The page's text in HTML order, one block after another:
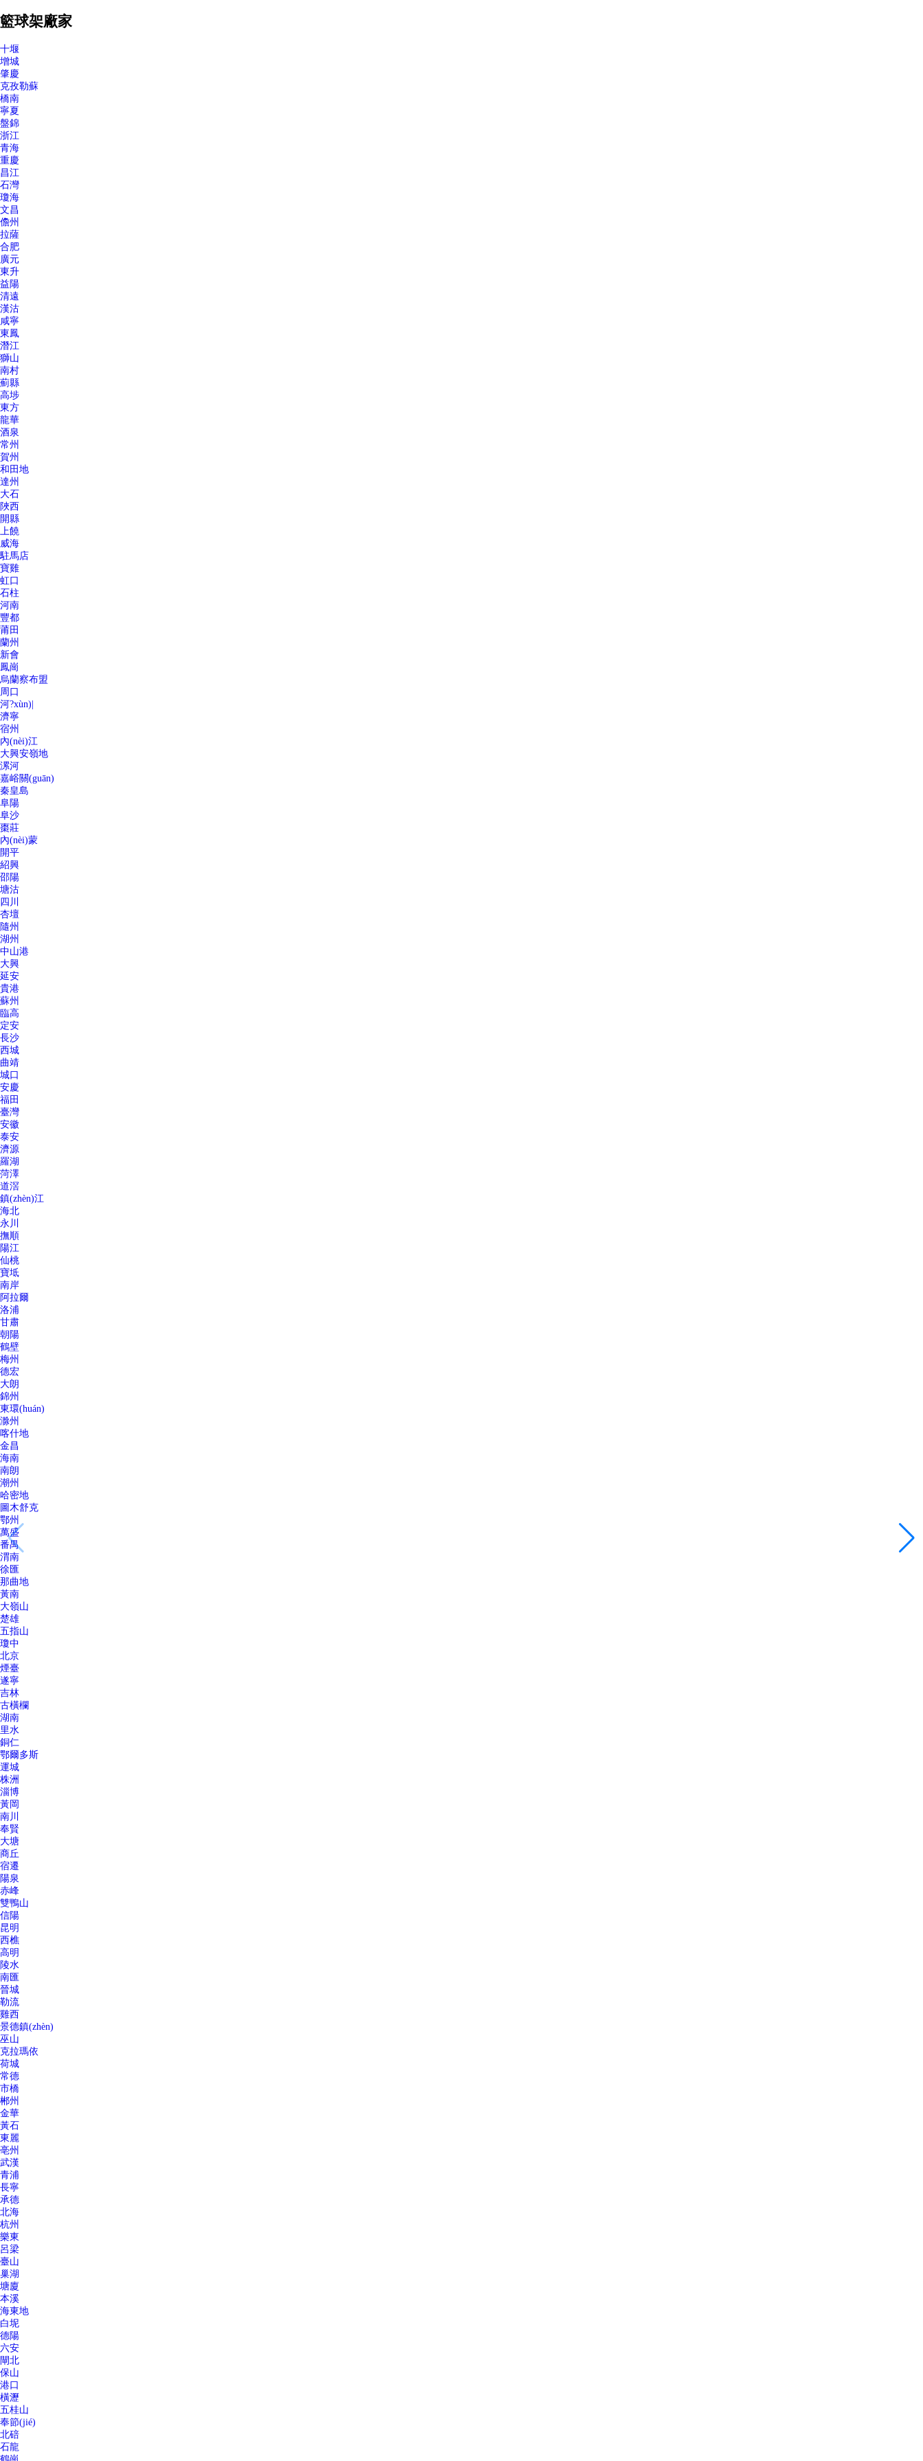
籃球架廠家
十堰
增城
肇慶
克孜勒蘇
橋南
寧夏
盤錦
浙江
青海
重慶
昌江
石灣
瓊海
文昌
儋州
拉薩
合肥
廣元
東升
益陽
清遠
漢沽
咸寧
東鳳
潛江
獅山
南村
薊縣
高埗
東方
龍華
酒泉
常州
賀州
和田地
達州
大石
陜西
開縣
上饒
威海
駐馬店
寶雞
虹口
石柱
河南
豐都
莆田
蘭州
新會
鳳崗
烏蘭察布盟
周口
河?xùn)|
濟寧
宿州
內(nèi)江
大興安嶺地
漯河
嘉峪關(guān)
秦皇島
阜陽
阜沙
棗莊
內(nèi)蒙
開平
紹興
邵陽
塘沽
四川
杏壇
隨州
湖州
中山港
大興
延安
貴港
蘇州
臨高
定安
長沙
西城
曲靖
城口
安慶
福田
臺灣
安徽
泰安
濟源
羅湖
菏澤
道滘
鎮(zhèn)江
海北
永川
撫順
陽江
仙桃
寶坻
南岸
阿拉爾
洛浦
甘肅
朝陽
鶴壁
梅州
德宏
大朗
錦州
東環(huán)
滁州
喀什地
金昌
海南
南朗
潮州
哈密地
圖木舒克
鄂州
萬盛
番禺
渭南
徐匯
那曲地
黃南
大嶺山
楚雄
五指山
瓊中
北京
煙臺
遂寧
吉林
古橫欄
湖南
里水
銅仁
鄂爾多斯
運城
株洲
淄博
黃岡
南川
奉賢
大塘
商丘
宿遷
陽泉
赤峰
雙鴨山
信陽
昆明
西樵
高明
陵水
南匯
晉城
勒流
雞西
景德鎮(zhèn)
巫山
克拉瑪依
荷城
常德
市橋
郴州
金華
黃石
東麗
亳州
武漢
青浦
長寧
承德
北海
杭州
樂東
呂梁
臺山
巢湖
塘廈
本溪
海東地
白坭
德陽
六安
閘北
保山
港口
橫瀝
五桂山
奉節(jié)
北碚
石龍